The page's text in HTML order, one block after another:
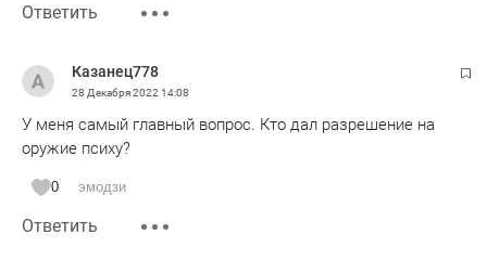
Ответить
Казанец778
28 Декабря 2022 14:08
У меня самый главный вопрос. Кто дал разрешение на
оружие психу?
0 эмодзи
Ответить